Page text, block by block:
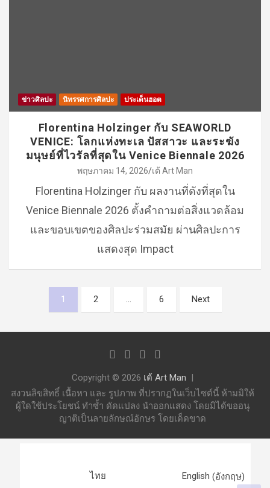
ข่าวศิลปะ นิทรรศการศิลปะ ประเด็นฮอต
Florentina Holzinger กับ SEAWORLD
VENICE: โลกแห่งทะเล ปัสสาวะ และระฆัง
มนุษย์ที่ไวรัลที่สุดใน Venice Biennale 2026
พฤษภาคม 14, 2026 เต้ Art Man
Florentina Holzinger กับ ผลงานที่ดังที่สุดใน
Venice Biennale 2026 ตั้งคำถามต่อสิ่งแวดล้อม
และขอบเขตของศิลปะร่วมสมัย ผ่านศิลปะการ
แสดงสุด Impact
pagination
1 2 … 6 Next
Copyright © 2026 เต้ Art Man
สงวนลิขสิทธิ์ เนื้อหา และ รูปภาพ ที่ปรากฏในเว็บไซต์นี้ ห้ามมิให้
ผู้ใดใช้ประโยชน์ ทำซ้ำ ดัดแปลง นำออกแสดง โดยมิได้ขออนุ
ญาติเป็นลายลักษณ์อักษร โดยเด็ดขาด
ไทย English (อังกฤษ)